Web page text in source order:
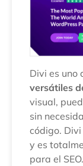
Divi es uno
versátiles
visual,
sin
código.
y es
para el SEO.